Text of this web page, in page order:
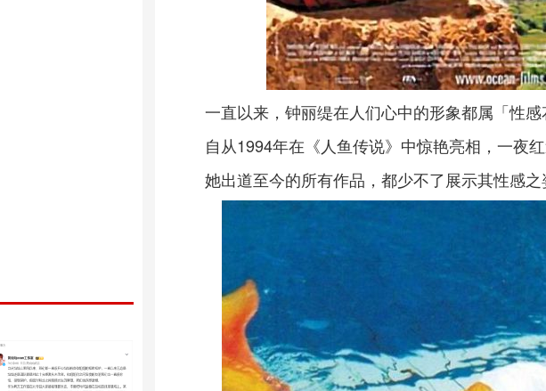
一直以来，钟丽缇在人们心中的形象都属「性
自从1994年在《人鱼传说》中惊艳亮相，一夜
她出道至今的所有作品，都少不了展示其性感